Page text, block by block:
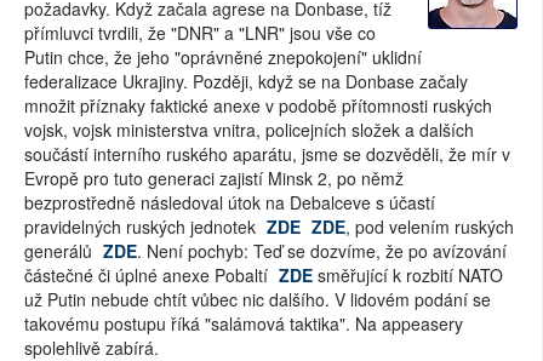
požadavky. Když začala agrese na Donbase, tíž
přímluvci tvrdili, že "DNR" a "LNR" jsou vše co
Putin chce, že jeho "oprávněné znepokojení" uklidní
federalizace Ukrajiny. Později, když se na Donbase začaly
množit příznaky faktické anexe v podobě přítomnosti ruských
vojsk, vojsk ministerstva vnitra, policejních složek a dalších
součástí interního ruského aparátu, jsme se dozvěděli, že mír v
Evropě pro tuto generaci zajistí Minsk 2, po němž
bezprostředně následoval útok na Debalceve s účastí
pravidelných ruských jednotek ZDE ZDE, pod velením ruských
generálů ZDE. Není pochyb: Teď se dozvíme, že po avízování
částečné či úplné anexe Pobaltí ZDE směřující k rozbití NATO
už Putin nebude chtít vůbec nic dalšího. V lidovém podání se
takovému postupu říká "salámová taktika". Na appeasery
spolehlivě zabírá.